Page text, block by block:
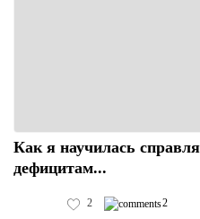
Как я научилась
дефицитам...
2 2